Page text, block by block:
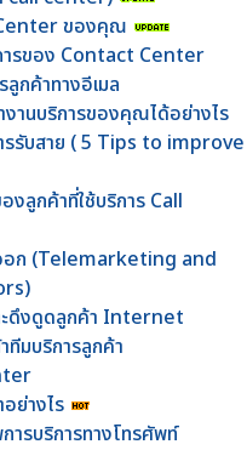
ของคุณ
การของ Contact Center
ลูกค้าทางอีเมล
นบริการของคุณได้อย่างไร
รรับสาย ( 5 Tips to improve
งลูกค้าที่ใช้บริการ Call
อก (Telemarketing and
ะดึงดูดลูกค้า Internet
ทีมบริการลูกค้า
ย่างไร
ารบริการทางโทรศัพท์